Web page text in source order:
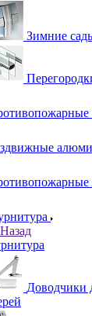
Зимние
Назад
Доводчики